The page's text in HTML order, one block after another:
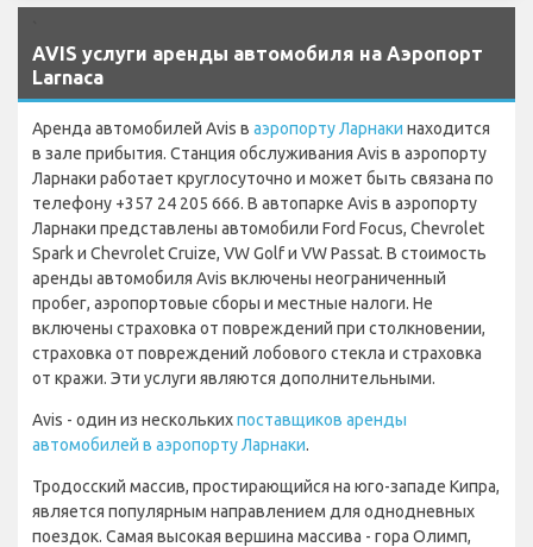
AVIS услуги аренды автомобиля на Аэропорт
Larnaca
Аренда автомобилей Avis в аэропорту Ларнаки находится
в зале прибытия. Станция обслуживания Avis в аэропорту
Ларнаки работает круглосуточно и может быть связана по
телефону +357 24 205 666. В автопарке Avis в аэропорту
Ларнаки представлены автомобили Ford Focus, Chevrolet
Spark и Chevrolet Cruize, VW Golf и VW Passat. В стоимость
аренды автомобиля Avis включены неограниченный
пробег, аэропортовые сборы и местные налоги. Не
включены страховка от повреждений при столкновении,
страховка от повреждений лобового стекла и страховка
от кражи. Эти услуги являются дополнительными.
Avis - один из несколькихпоставщиков аренды
автомобилей в аэропорту Ларнаки.
Тродосский массив, простирающийся на юго-западе Кипра,
является популярным направлением для однодневных
поездок. Самая высокая вершина массива - гора Олимп,